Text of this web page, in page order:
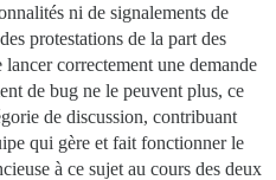
ni de signalements de
protestations de la part des
correctement une demande
de bug ne le peuvent plus, ce
de discussion, contribuant
qui gère et fait fonctionner le
à ce sujet au cours des deux